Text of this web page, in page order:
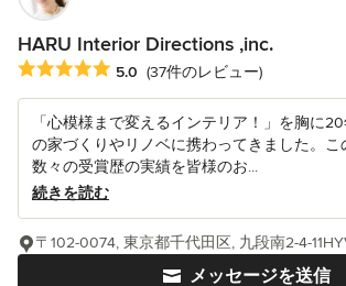
HARU Interior Directions ,inc.
平均評価：5つ星中 星5
5.0 (37件のレビュー)
「心模様まで変えるインテリア！」を胸に
の家づくりやリノベに携わってきました。こ
数々の受賞歴の実績を皆様のお...
続きを読む
メッセージを送信
〒102-0074, 東京都千代田区, 九段南2-4-